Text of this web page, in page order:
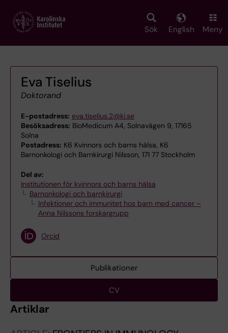
main
Sök English Meny
Eva Tiselius
Doktorand
E-postadress: eva.tiselius.2@ki.se
Besöksadress: BioMedicum A4, Solnavägen 9, 17165
Solna
Postadress: K6 Kvinnors och barns hälsa, K6
Barnonkologi och Barnkirurgi Nilsson, 171 77 Stockholm
Del av:
Institutionen för kvinnors och barns hälsa
Barnonkologi och barnkirurgi
Infektioner och immunitet hos barn med cancer –
Anna Nilssons forskargrupp
Orcid
Publikationer
CV
Artiklar